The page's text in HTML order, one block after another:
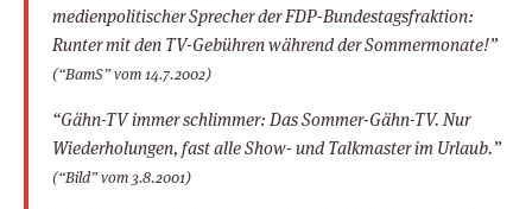
medienpolitischer Sprecher der FDP-Bundestagsfraktion:
Runter mit den TV-Gebühren während der Sommermonate!”
(“BamS” vom 14.7.2002)
“Gähn-TV immer schlimmer: Das Sommer-Gähn-TV. Nur
Wiederholungen, fast alle Show- und Talkmaster im Urlaub.”
(“Bild” vom 3.8.2001)